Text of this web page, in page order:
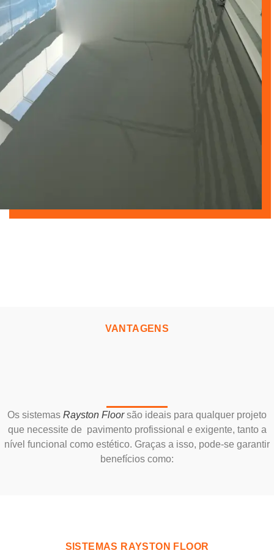
VANTAGENS
Os sistemas Rayston Floorsão ideais para qualquer projeto
que necessite de pavimento profissional e exigente, tanto a
nível funcional como estético. Graças a isso, pode-se garantir
benefícios como:
SISTEMAS RAYSTON FLOOR